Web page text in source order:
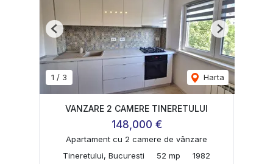
1 / 3 Harta
Previous Next
VANZARE 2 CAMERE TINERETULUI
148,000 €
Apartament cu 2 camere de vânzare
Tineretului, Bucuresti
52 mp 1982